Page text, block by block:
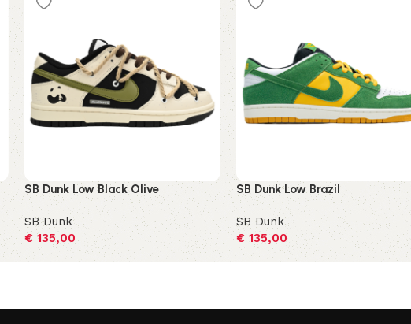
SB Dunk Low Black Olive
SB Dunk
€135,00
Opties selecteren
SB Dunk Low Brazil
SB Dunk
€135,00
Opties selecteren